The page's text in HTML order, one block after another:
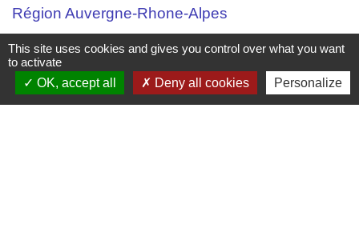
Région Auvergne-Rhone-Alpes
Mentions légales - Politique de confidentialité -
Accessibilité - Plan du site -
This site uses cookies and gives you control over what you want
to activate
OK, accept all
Deny all cookies Personalize